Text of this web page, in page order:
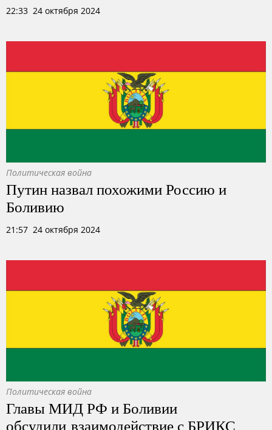
22:33 24 октября 2024
Политическая война
Путин назвал похожими Россию и
Боливию
21:57 24 октября 2024
Политическая война
Главы МИД РФ и Боливии
обсудили взаимодействие с БРИКС